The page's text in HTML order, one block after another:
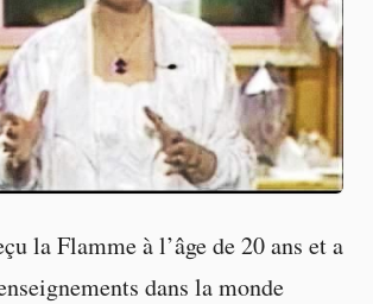
la Flamme à l’âge de 20 ans et a
dans la monde